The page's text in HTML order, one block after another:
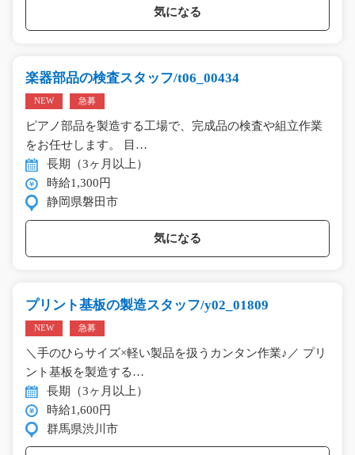
気になる
楽器部品の検査スタッフ/t06_00434
NEW 急募
ピアノ部品を製造する工場で、完成品の検査や組立作業
をお任せします。 目…
長期（3ヶ月以上）
時給1,300円
静岡県磐田市
気になる
プリント基板の製造スタッフ/y02_01809
NEW 急募
＼手のひらサイズ×軽い製品を扱うカンタン作業♪／ プリ
ント基板を製造する…
長期（3ヶ月以上）
時給1,600円
群馬県渋川市